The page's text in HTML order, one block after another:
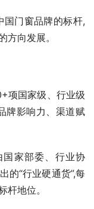
国门窗品牌的标杆,
方向发展。
项国家级、行业级
牌影响力、渠道赋
家部委、行业协
的“行业硬通货”,每
杆地位。